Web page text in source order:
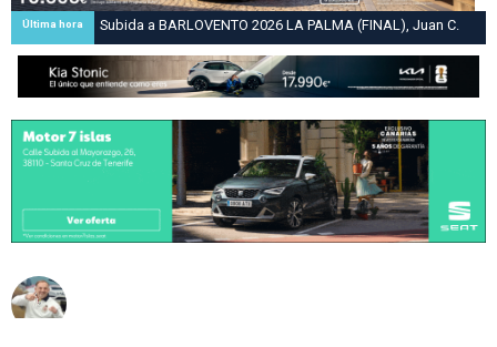
Última hora
Subida a BARLOVENTO 2026 LA PALMA (FINAL), Juan C.
Brito y Carlos A. Pérez hacen suya la victoria en la 47 Subida
a Barlovento